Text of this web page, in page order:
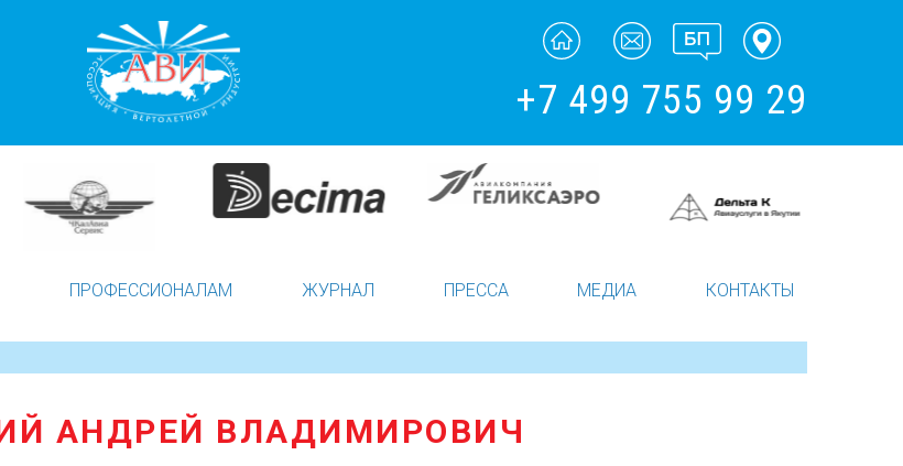
+7 499 755 99 29
ПРОФЕССИОНАЛАМ ЖУРНАЛ ПРЕССА МЕДИА КОНТАКТЫ
АНДРЕЙ ВЛАДИМИРОВИЧ